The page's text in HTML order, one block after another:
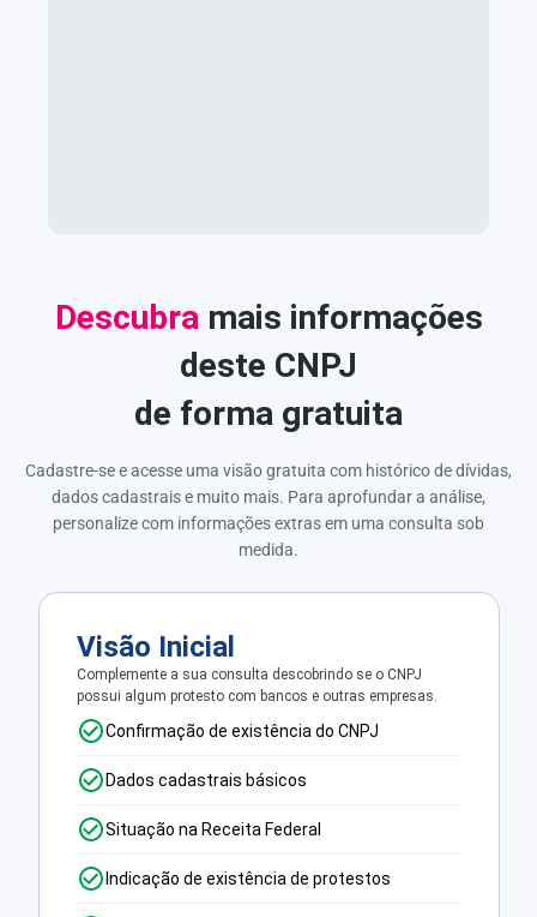
Descubra mais informações
deste CNPJ
de forma gratuita
Cadastre-se e acesse uma visão gratuita com histórico de dívidas,
dados cadastrais e muito mais. Para aprofundar a análise,
personalize com informações extras em uma consulta sob
medida.
Visão Inicial
Complemente a sua consulta descobrindo se o CNPJ
possui algum protesto com bancos e outras empresas.
Confirmação de existência do CNPJ
Dados cadastrais básicos
Situação na Receita Federal
Indicação de existência de protestos